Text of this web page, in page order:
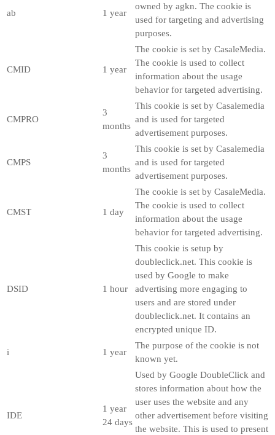
ab 1 year
owned by agkn. The cookie is
used for targeting and advertising
purposes.
CMID 1 year
The cookie is set by CasaleMedia.
The cookie is used to collect
information about the usage
behavior for targeted advertising.
CMPRO
3
months
This cookie is set by Casalemedia
and is used for targeted
advertisement purposes.
CMPS
3
months
This cookie is set by Casalemedia
and is used for targeted
advertisement purposes.
CMST 1 day
The cookie is set by CasaleMedia.
The cookie is used to collect
information about the usage
behavior for targeted advertising.
DSID 1 hour
This cookie is setup by
doubleclick.net. This cookie is
used by Google to make
advertising more engaging to
users and are stored under
doubleclick.net. It contains an
encrypted unique ID.
i 1 year
The purpose of the cookie is not
known yet.
IDE
1 year
24 days
Used by Google DoubleClick and
stores information about how the
user uses the website and any
other advertisement before visiting
the website. This is used to present